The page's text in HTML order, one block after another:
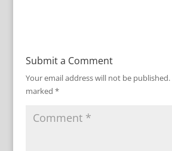
Submit a Comment
Your email address will not be published.
marked *